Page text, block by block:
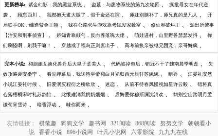
更新榜单: 紫金幻影：我的黑篮系统 、 盗墓：与废物系统的第九次轮回 、 疯批母女在年代逆
袭 、 顾忘西川 、 我都抱天道大腿了，假千金还在演 、 师妹别脑补了，师兄真的是凡人 、 开
局联手OK，缔造紫金王朝 、 我在公路求生游戏靠考试发家致富 、 修仙界破烂王 、 派出所警事
【治安和刑事侦查】 、 娇知青靠颠勺，反向养落魄大佬 、 萌娃进村，山里野兽瑟瑟发抖 、 你
们刷怪啊，刷我干嘛！ 、 穿越成了福岛正则庶出子 、 高考前换亲被继兄团宠，亲哥悔疯 、
完本小说: 和姐姐互换化兽丹后大皇子柔美人 、 代码被掉包后，销冠不干了魏南晨季明磊 、 失
效攻略裴安桑宁 、 看见弹幕后，我送狗皇帝和白月光归西元辰轩苏婉婉 、 暗香 、 江晏礼安然
小说江晏礼时候 、 旧爱泯灭程衍之柳欣欣 、 迷恋 、 从前不待春风慢祝如星许云毅 、 错将真
心落梧桐宋时礼苏韵怡 、 此恨难消我奶奶烟烟 、 后悔爱你穆斯澜沈清欢 、 鹤别空山踏明月孟
谦荀宋雪诗 、 暗香浮动 、 味你而来 、
友情链接： 棋笔趣 狗狗文学 趣书网 321阅读 868阅读 努努文学
朝朝看小
说
香香小说 896小说网 叶凡小说网 六零影院 九九九在线